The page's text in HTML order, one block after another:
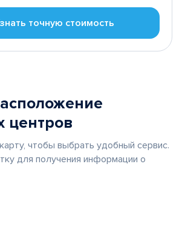
точную стоимость
центров
чтобы выбрать удобный сервис.
для получения информации о